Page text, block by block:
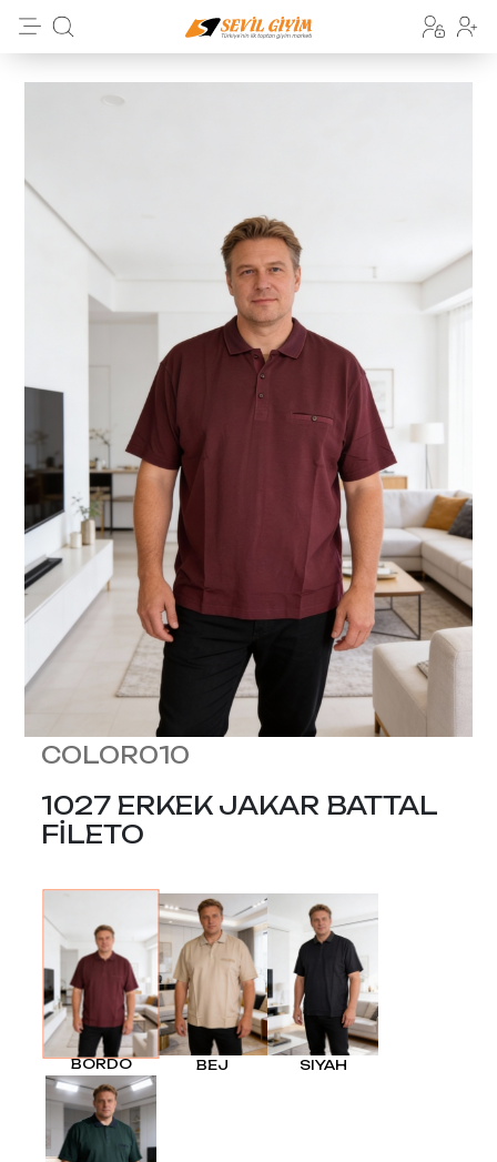
COLOR010
1027 ERKEK JAKAR BATTAL
FİLETO
BORDO BEJ SIYAH